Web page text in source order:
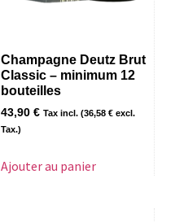
Champagne Deutz Brut
Classic – minimum 12
bouteilles
43,90 € Tax incl. (36,58 € excl.
Tax.)
Ajouter au panier